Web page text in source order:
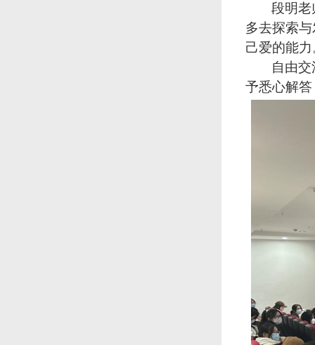
段明
多去探索
己爱的能力
自由
予悉心解